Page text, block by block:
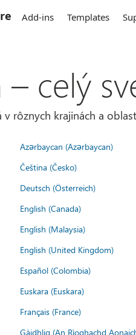
Add-ins Templates
celý
rôznych krajinách a
Azərbaycan (Azərbaycan)
Čeština (Česko)
Deutsch (Österreich)
English (Canada)
English (Malaysia)
English (United Kingdom)
Español (Colombia)
Euskara (Euskara)
Français (France)
Gàidhlig (An Rìoghachd